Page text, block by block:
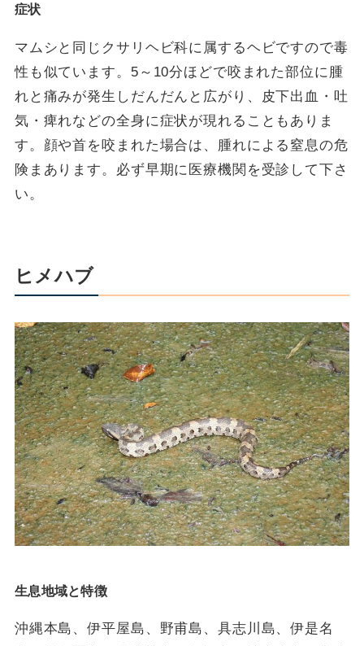
症状
マムシと同じクサリヘビ科に属するヘビですので毒
性も似ています。5～10分ほどで咬まれた部位に腫
れと痛みが発生しだんだんと広がり、皮下出血・吐
気・痺れなどの全身に症状が現れることもありま
す。顔や首を咬まれた場合は、腫れによる窒息の危
険まあります。必ず早期に医療機関を受診して下さ
い。
ヒメハブ
生息地域と特徴
沖縄本島、伊平屋島、野甫島、具志川島、伊是名